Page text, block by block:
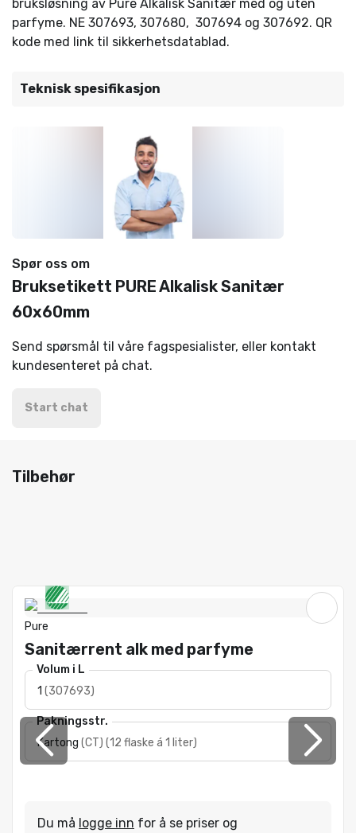
bruksløsning av Pure Alkalisk Sanitær med og uten
parfyme. NE 307693, 307680, 307694 og 307692. QR
kode med link til sikkerhetsdatablad.
Teknisk spesifikasjon
Spør oss om
Bruksetikett PURE Alkalisk Sanitær
60x60mm
Send spørsmål til våre fagspesialister, eller kontakt
kundesenteret på chat.
Start chat
Tilbehør
Pure
Sanitærrent alk med parfyme
Volum i L
1 (307693)
Pakningsstr.
Kartong (CT) (12 flaske á 1 liter)
Du må logge inn for å se priser og